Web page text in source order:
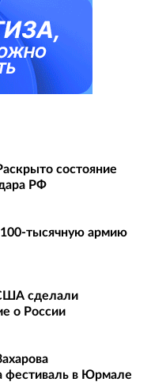
состояние
РФ
тысячную армию
сделали
о России
фестиваль в Юрмале